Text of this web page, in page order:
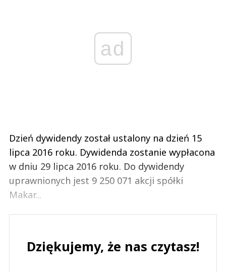
ad
Dzień dywidendy został ustalony na dzień 15
lipca 2016 roku. Dywidenda zostanie wypłacona
w dniu 29 lipca 2016 roku. Do dywidendy
uprawnionych jest 9 250 071 akcji spółki
Makar...
Dziękujemy, że nas czytasz!